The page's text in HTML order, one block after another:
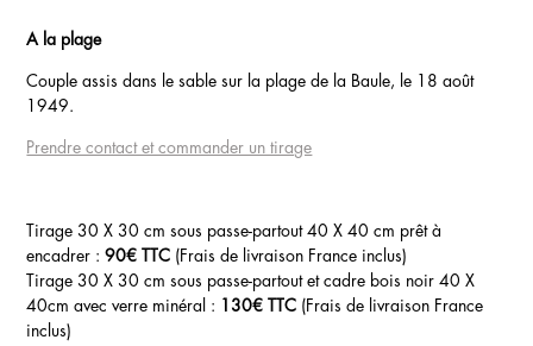
A la plage
Couple assis dans le sable sur la plage de la Baule, le 18 août
1949.
Prendre contact et commander un tirage
Tirage 30 X 30 cm sous passe-partout 40 X 40 cm prêt à
encadrer :90€ TTC (Frais de livraison France inclus)
Tirage 30 X 30 cm sous passe-partout et cadre bois noir 40 X
40cm avec verre minéral :
130€ TTC (Frais de livraison France
inclus)